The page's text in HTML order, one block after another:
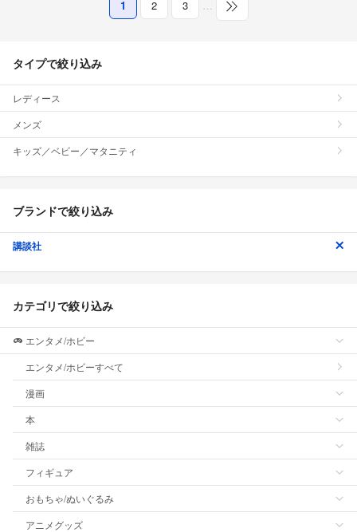
1 2 3 …
タイプで絞り込み
レディース
メンズ
キッズ／ベビー／マタニティ
ブランドで絞り込み
講談社
カテゴリで絞り込み
エンタメ/ホビー
エンタメ/ホビーすべて
漫画
本
雑誌
フィギュア
おもちゃ/ぬいぐるみ
アニメグッズ